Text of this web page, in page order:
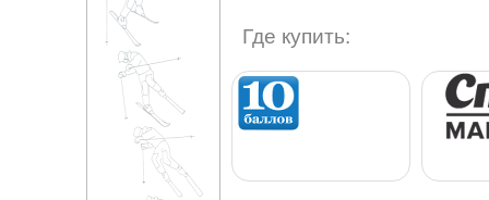
Где купить: